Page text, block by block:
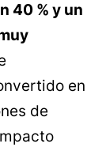
40 % y un
en
de